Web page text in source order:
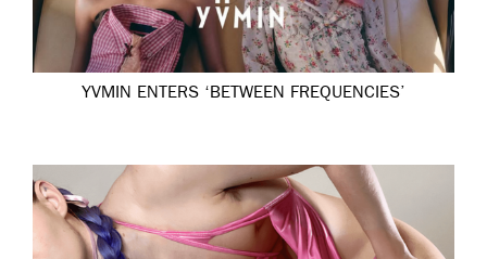
YVMIN ENTERS ‘BETWEEN FREQUENCIES’